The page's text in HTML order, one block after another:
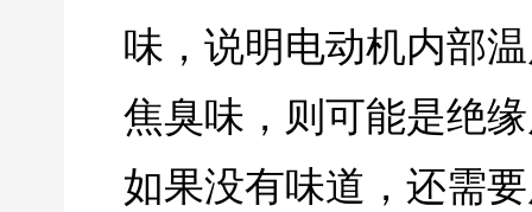
味，说明电动机内部
焦臭味，则可能是绝
如果没有味道，还需